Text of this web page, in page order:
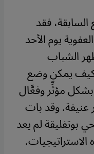
فقد
يوم الأحد
الشباب
كيف يمكن وضع
مؤثِّر وفعَّال
وقد بات
بوتفليقة لم يعد